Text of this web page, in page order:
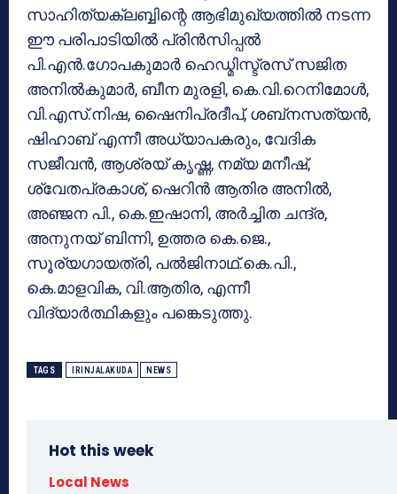
സാഹിത്യക്ലബ്ബിന്റെ ആഭിമുഖ്യത്തില്‍ നടന്ന
ഈ പരിപാടിയില്‍ പ്രിന്‍സിപ്പല്‍
പി.എന്‍.ഗോപകുമാര്‍ ഹെഡ്മിസ്ട്രസ് സജിത
അനില്‍കുമാര്‍, ബീന മുരളി, കെ.വി.റെനിമോള്‍,
വി.എസ്.നിഷ, ഷൈനിപ്രദീപ്, ശബ്‌നസത്യന്‍,
ഷിഹാബ് എന്നീ അധ്യാപകരും, വേദിക
സജീവന്‍, ആശ്രയ് കൃഷ്ണ, നമ്യ മനീഷ്,
ശ്വേതപ്രകാശ്, ഷെറിന്‍ ആതിര അനില്‍,
അഞ്ജന പി., കെ.ഇഷാനി, അര്‍ച്ചിത ചന്ദ്ര,
അനുനയ് ബിന്നി, ഉത്തര കെ.ജെ.,
സൂര്യഗായത്രി, പല്‍ജിനാഥ്.കെ.പി.,
കെ.മാളവിക, വി.ആതിര, എന്നീ
വിദ്യാര്‍ത്ഥികളും പങ്കെടുത്തു.
TAGS IRINJALAKUDA NEWS
Hot this week
Local News